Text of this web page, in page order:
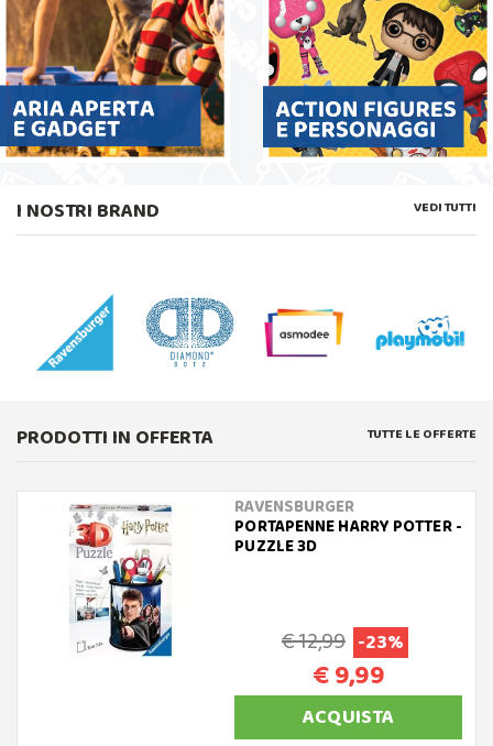
I NOSTRI BRAND VEDI TUTTI
PRODOTTI IN OFFERTA TUTTE LE OFFERTE
RAVENSBURGER
PORTAPENNE HARRY POTTER -
PUZZLE 3D
€ 12,99 -23%
€ 9,99
ACQUISTA